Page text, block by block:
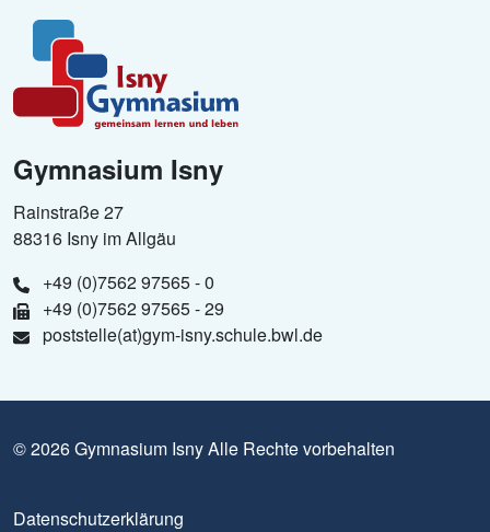
Gymnasium Isny
Rainstraße 27
88316 Isny im Allgäu
+49 (0)7562 97565 - 0
+49 (0)7562 97565 - 29
poststelle(at)gym-isny.schule.bwl.de
© 2026 Gymnasium Isny Alle Rechte vorbehalten
Datenschutzerklärung